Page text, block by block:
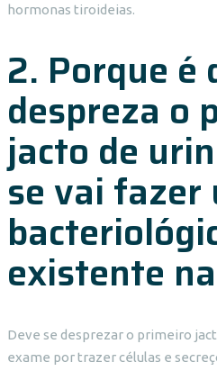
hormonas tiroideias.
2. Porque é
despreza o
jacto de
se vai fazer
existente
Deve se desprezar o primeiro
exame por trazer células e